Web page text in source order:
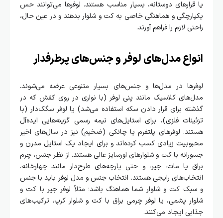
یا قرارهای دوستانه، بسیار مناسب هستند. لوفرها می‌توانند حس
یکپارچگی و هماهنگی خاصی به کت و شلوار بدهند و در عین حال،
راحتی لازم را فراهم آورند.
انواع مدل‌های لوفر و جنس‌های پرطرفدار
لوفرها در مدل‌ها و جنس‌های بسیار متنوعی عرضه می‌شوند.
مدل‌های کلاسیک مانند پنی لوفر (با نواری در روی کفش که در
گذشته برای قرار دادن سکه استفاده می‌شد) یا لوفر سگک‌دار (با
تزئینات فلزی)، برای استایل‌های نیمه رسمی گزینه‌هایی ایده‌آل
هستند. لوفرهای پلتفرم یا چانکی (ضخیم) نیز در سال‌های اخیر
محبوبیت زیادی کسب کرده‌اند و برای ایجاد یک استایل مدرن و
جسورانه با کت و شلوارهای اورسایز عالی هستند. از نظر جنس، چرم
براق یا مات، جیر، و حتی پارچه‌های طرح‌دار مانند چهارخانه،
انتخاب‌های رایجی هستند. انتخاب جنس و مدل لوفر باید با جنس
و سبک کت و شلوار شما هماهنگ باشد؛ مثلاً لوفر جیر با کت و
شلوار پشمی، یا لوفر چرمی براق با کت و شلوار کرپ، ترکیب‌های
جذابی ایجاد می‌کنند.